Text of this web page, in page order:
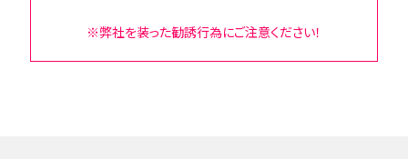
※弊社を装った勧誘行為にご注意ください！